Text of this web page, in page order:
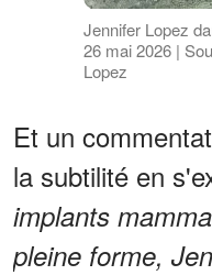
Jennifer Lopez
26 mai 2026 |
Lopez
Et un
la subtilité en
implants
pleine forme,